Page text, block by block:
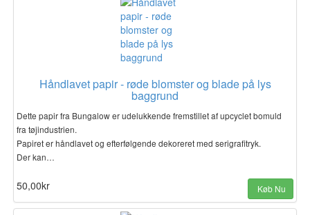
Håndlavet papir - røde blomster og blade på lys
baggrund
Dette papir fra Bungalow er udelukkende fremstillet af upcyclet bomuld
fra tøjindustrien.
Papiret er håndlavet og efterfølgende dekoreret med serigrafitryk.
Der kan…
50,00kr Køb Nu